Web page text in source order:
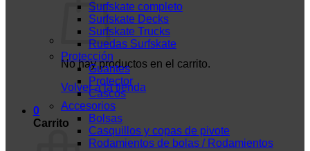
No hay productos en el carrito.
Volver a la tienda
0
Carrito
Surfskate completo
Surfskate Decks
Surfskate Trucks
Ruedas Surfskate
Protección
Guantes
Protector
Cascos
Accesorios
Bolsas
Casquillos y copas de pivote
Rodamientos de bolas / Rodamientos